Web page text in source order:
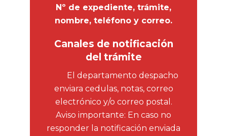
Nº de expediente, trámite,
nombre, teléfono y correo.
Canales de notificación
del trámite
El departamento despacho
enviara cedulas, notas, correo
electrónico y/o correo postal.
Aviso importante: En caso no
responder la notificación enviada